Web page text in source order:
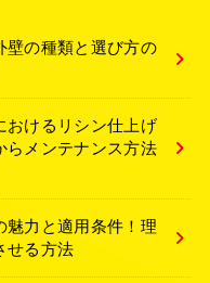
壁の種類と選び方の
おけるリシン仕上げ
らメンテナンス方法
魅力と適用条件！理
せる方法